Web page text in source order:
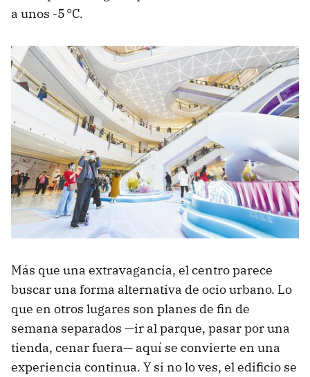
a unos -5 °C.
Más que una extravagancia, el centro parece
buscar una forma alternativa de ocio urbano. Lo
que en otros lugares son planes de fin de
semana separados —ir al parque, pasar por una
tienda, cenar fuera— aquí se convierte en una
experiencia continua. Y si no lo ves, el edificio se